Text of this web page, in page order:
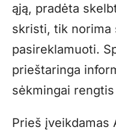
ąją, pradėta
skristi, tik norima
pasireklamuoti.
prieštaringa
sėkmingai
Prieš įveikdamas